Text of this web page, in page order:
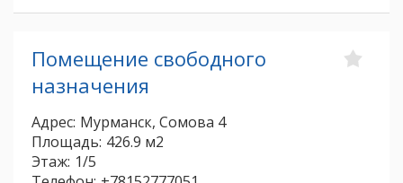
Помещение свободного
назначения
Адрес: Мурманск, Сомова 4
Площадь: 426.9 м2
Этаж: 1/5